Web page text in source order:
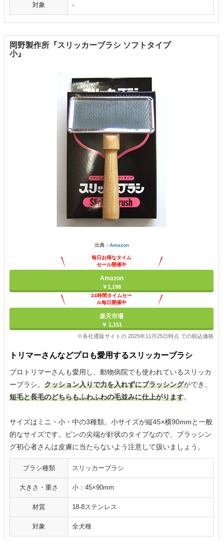
対象 -
岡野製作所『スリッカーブラシ ソフトタイプ
小』
出典： Amazon
毎日お得なタイム
セール開催中
Amazon
￥1,198
24時間タイムセー
ル毎日開催中
楽天市場
￥ 1,151
※各社通販サイトの 2025年11月25日時点 での税込価格
トリマーさんなどプロも愛用するスリッカーブラシ
プロトリマーさんも愛用し、動物病院でも使われているスリッカ
ーブラシ。 クッション入りで力を入れずにブラッシングができ、
短毛と長毛のどちらもふわふわの毛並みに仕上がります。
サイズはミニ・小・中の3種類。小サイズが縦45×横90mmと一般
的なサイズです。ピンの尖端が針状のタイプなので、ブラッシン
グ初心者さんは皮膚に当たらないよう注意して扱いましょう。
ブラシ種類 スリッカーブラシ
大きさ・重さ 小：45×90mm
材質 18-8ステンレス
対象 全犬種